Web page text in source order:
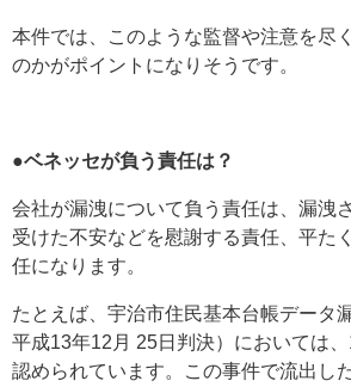
本件では、このような監督や注意を尽
のかがポイントになりそうです。
●ベネッセが負う責任は？
会社が漏洩について負う責任は、漏洩
受けた不安などを慰謝する責任、平た
任になります。
たとえば、宇治市住民基本台帳データ
平成13年12月 25日判決）においては
認められています。この事件で流出し